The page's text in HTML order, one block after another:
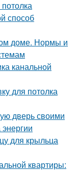
способ
доме. Нормы и
канальной
для потолка
дверь своими
для крыльца
квартиры: